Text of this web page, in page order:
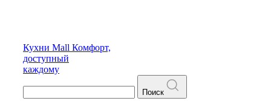
Кухни Mall Комфорт,
доступный
каждому
Поиск